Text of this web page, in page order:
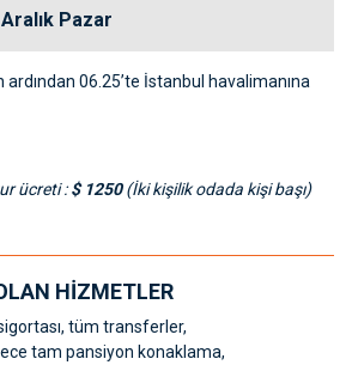
Pazar
ardından 06.25’te İstanbul havalimanına
ücreti :$ 1250(İki kişilik odada kişi başı)
HIZMETLER
tüm transferler,
tam pansiyon konaklama,